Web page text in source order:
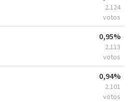
2.124
votos
0,95%
2.113
votos
0,94%
2.101
votos